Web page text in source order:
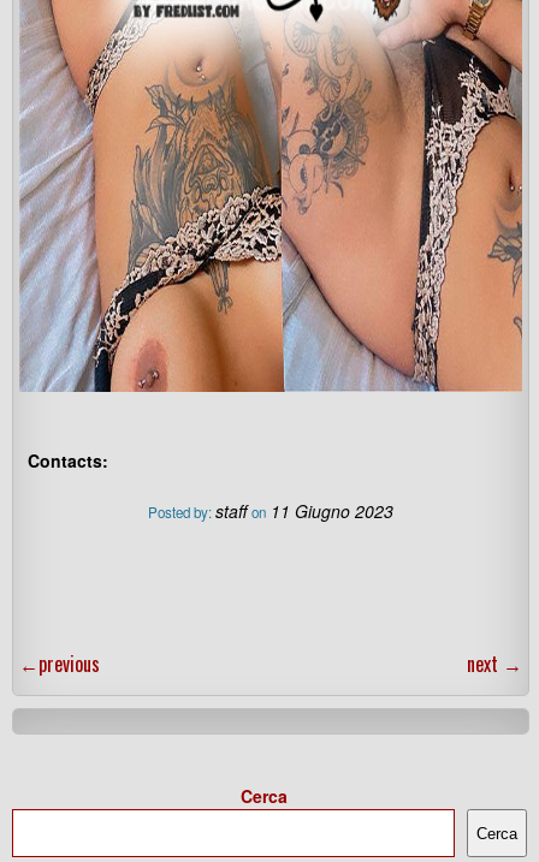
Contacts:
Posted by:staff on 11 Giugno 2023
←previous next →
Cerca
Cerca